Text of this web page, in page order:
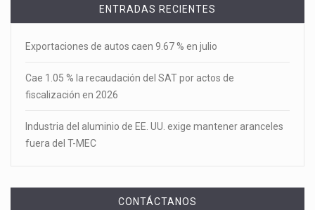
ENTRADAS RECIENTES
Exportaciones de autos caen 9.67 % en julio
Cae 1.05 % la recaudación del SAT por actos de
fiscalización en 2026
Industria del aluminio de EE. UU. exige mantener aranceles
fuera del T-MEC
CONTÁCTANOS